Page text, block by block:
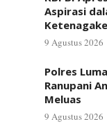
Aspirasi
9 Agustus 2026
Polres
Ranupani
Meluas
9 Agustus 2026